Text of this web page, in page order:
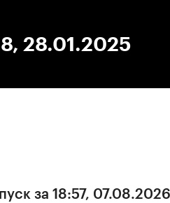
28.01.2025
за 18:57, 07.08.2026